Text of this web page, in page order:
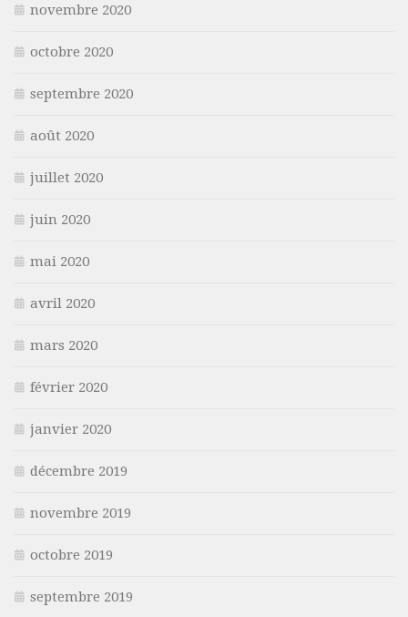
novembre 2020
octobre 2020
septembre 2020
août 2020
juillet 2020
juin 2020
mai 2020
avril 2020
mars 2020
février 2020
janvier 2020
décembre 2019
novembre 2019
octobre 2019
septembre 2019